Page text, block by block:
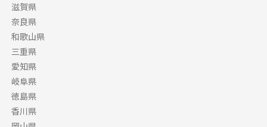
滋賀県
奈良県
和歌山県
三重県
愛知県
岐阜県
徳島県
香川県